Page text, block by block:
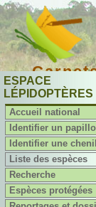
ESPACE
LÉPIDOPTÈRES
Accueil national
Identifier un
Identifier une
Liste des espèces
Recherche
Espèces protégées